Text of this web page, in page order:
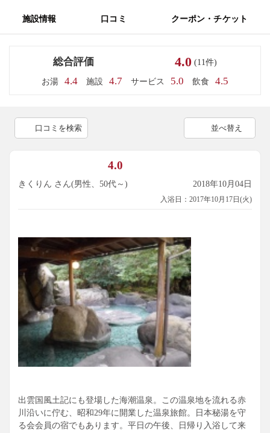
施設情報 口コミ クーポン・チケット
総合評価 4.0 (11件)
お湯 4.4 施設 4.7 サービス 5.0 飲食 4.5
口コミを検索 並べ替え
4.0
きくりん さん(男性、50代～) 2018年10月04日
入浴日：2017年10月17日(火)
出雲国風土記にも登場した海潮温泉。この温泉地を流れる赤
川沿いに佇む、昭和29年に開業した温泉旅館。日本秘湯を守
る会会員の宿でもあります。平日の午後、日帰り入浴して来